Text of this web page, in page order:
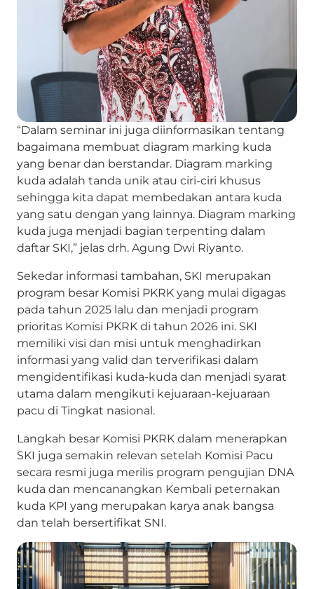
“Dalam seminar ini juga diinformasikan tentang
bagaimana membuat diagram marking kuda
yang benar dan berstandar. Diagram marking
kuda adalah tanda unik atau ciri-ciri khusus
sehingga kita dapat membedakan antara kuda
yang satu dengan yang lainnya. Diagram marking
kuda juga menjadi bagian terpenting dalam
daftar SKI,” jelas drh. Agung Dwi Riyanto.
Sekedar informasi tambahan, SKI merupakan
program besar Komisi PKRK yang mulai digagas
pada tahun 2025 lalu dan menjadi program
prioritas Komisi PKRK di tahun 2026 ini. SKI
memiliki visi dan misi untuk menghadirkan
informasi yang valid dan terverifikasi dalam
mengidentifikasi kuda-kuda dan menjadi syarat
utama dalam mengikuti kejuaraan-kejuaraan
pacu di Tingkat nasional.
Langkah besar Komisi PKRK dalam menerapkan
SKI juga semakin relevan setelah Komisi Pacu
secara resmi juga merilis program pengujian DNA
kuda dan mencanangkan Kembali peternakan
kuda KPI yang merupakan karya anak bangsa
dan telah bersertifikat SNI.